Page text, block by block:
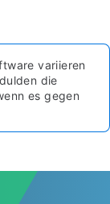
variieren
die
es gegen